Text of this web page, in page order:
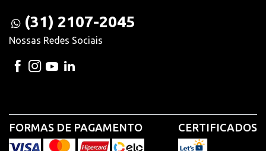
(31) 2107-2045
Nossas Redes Sociais
FORMAS DE PAGAMENTO CERTIFICADOS